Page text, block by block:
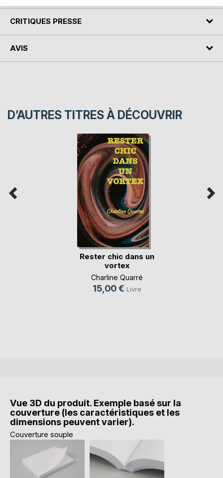
CRITIQUES PRESSE
AVIS
D’AUTRES TITRES À DÉCOUVRIR
Rester chic dans un
vortex
Charline Quarré
15,00 € Livre
Vue 3D du produit. Exemple basé sur la
couverture (les caractéristiques et les
dimensions peuvent varier).
Couverture souple